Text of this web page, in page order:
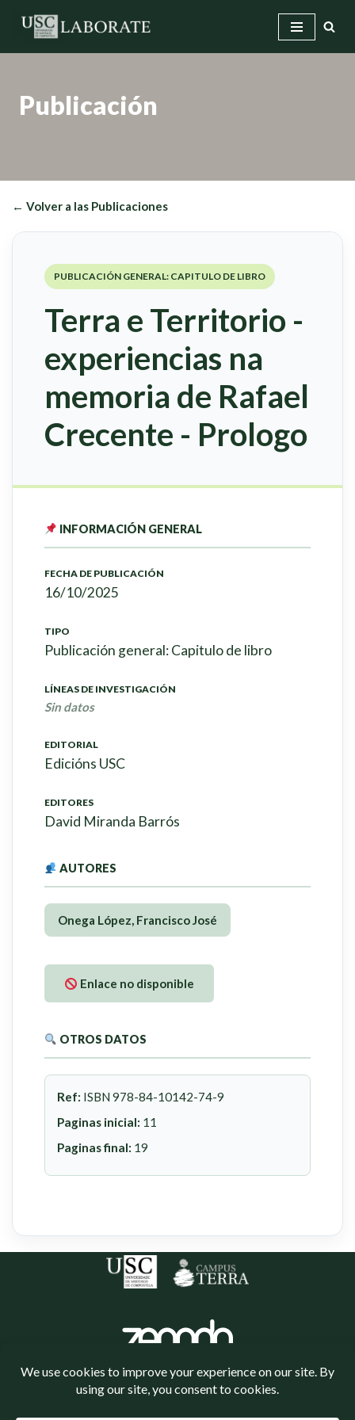
Saltar
Publicación
← Volver a las Publicaciones
PUBLICACIÓN GENERAL: CAPITULO DE LIBRO
Terra e Territorio -
experiencias na
memoria de Rafael
Crecente - Prologo
INFORMACIÓN GENERAL
FECHA DE PUBLICACIÓN
16/10/2025
TIPO
Publicación general: Capitulo de libro
LÍNEAS DE INVESTIGACIÓN
Sin datos
EDITORIAL
Edicións USC
EDITORES
David Miranda Barrós
AUTORES
Onega López, Francisco José
Enlace no disponible
OTROS DATOS
Ref: ISBN 978-84-10142-74-9
Paginas inicial: 11
Paginas final: 19